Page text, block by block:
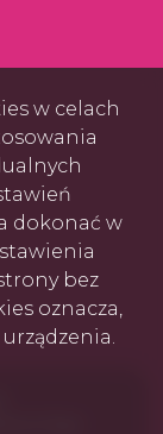
Virgo
w celach
dokonać w
bez
oznacza,